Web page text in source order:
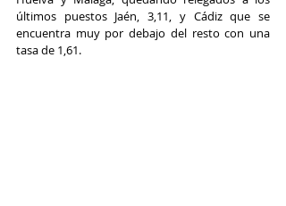
últimos puestos Jaén, 3,11, y Cádiz que se
encuentra muy por debajo del resto con una
tasa de 1,61.